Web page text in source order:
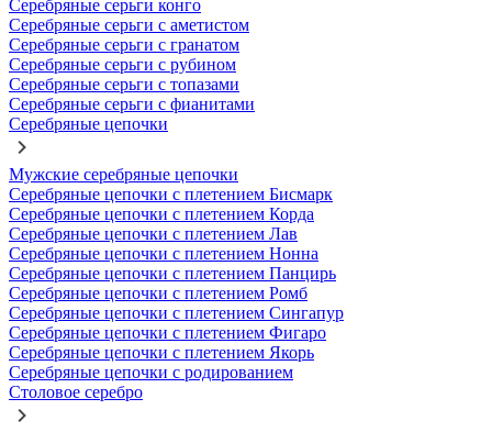
Серебряные серьги конго
Серебряные серьги с аметистом
Серебряные серьги с гранатом
Серебряные серьги с рубином
Серебряные серьги с топазами
Серебряные серьги с фианитами
Серебряные цепочки
Мужские серебряные цепочки
Серебряные цепочки с плетением Бисмарк
Серебряные цепочки с плетением Корда
Серебряные цепочки с плетением Лав
Серебряные цепочки с плетением Нонна
Серебряные цепочки с плетением Панцирь
Серебряные цепочки с плетением Ромб
Серебряные цепочки с плетением Сингапур
Серебряные цепочки с плетением Фигаро
Серебряные цепочки с плетением Якорь
Серебряные цепочки с родированием
Столовое серебро